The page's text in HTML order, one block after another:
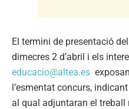
El termini de presentació
dimecres 2 d’abril i els
educacio@altea.es
l’esmentat concurs,
al qual adjuntaran el treball